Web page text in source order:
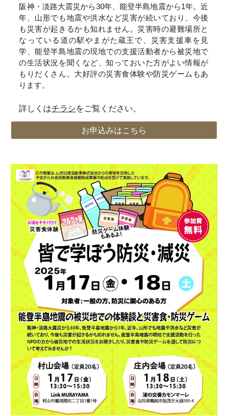
阪神・淡路大震災から30年、能登半島地震から1年。近
年、山形でも地震や洪水など災害が続いており、今後
も災害が起きるかも知れません。災害時の避難場所と
なっている道の駅やまがた蔵王で、災害支援車を見
学、能登半島地震の現地での支援活動者から被災地で
の生活状況を聞くなど、知っておいた方がよい情報が
もりだくさん。大好評の災害食体験や防災ゲームもあ
ります。
詳しくはチラシをご覧ください。
お申込みはこちら